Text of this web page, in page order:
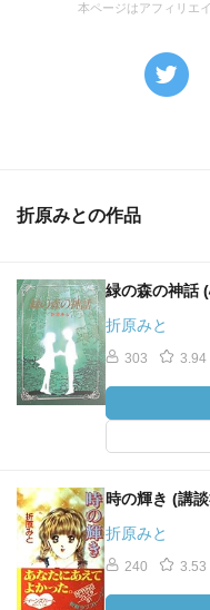
本ページはアフィリエ
折原みとの作品
緑の森の神話
折原みと
303 3.94
時の輝き (講
折原みと
240 3.53